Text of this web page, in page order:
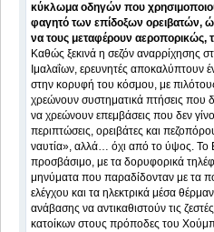
κύκλωμα οδηγών που
φαγητό των επίδοξων ορειβατών,
να τους μεταφέρουν αεροπορικώς,
Καθώς ξεκινά η σεζόν αναρρίχησης
Ιμαλαΐων, ερευνητές αποκαλύπτουν
στην κορυφή του κόσμου, με
χρεώνουν συστηματικά πτήσεις που
να χρεώνουν επεμβάσεις που δεν
περιπτώσεις, ορειβάτες και
ναυτία», αλλά… όχι από το ύψος. Το
προσβάσιμο, με τα δορυφορικά
μηνύματα που παραδίδονταν με τα
ελέγχου και τα ηλεκτρικά μέσα
ανάβασης να αντικαθιστούν τις
κατοίκων στους πρόποδες του